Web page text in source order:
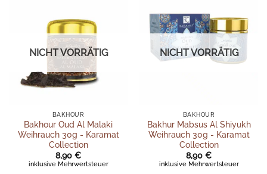
NICHT VORRÄTIG
BAKHOUR
Bakhour Oud Al Malaki
Weihrauch 30g - Karamat
Collection
8,90 €
inklusive Mehrwertsteuer
NICHT VORRÄTIG
BAKHOUR
Bakhur Mabsus Al Shiyukh
Weihrauch 30g - Karamat
Collection
8,90 €
inklusive Mehrwertsteuer